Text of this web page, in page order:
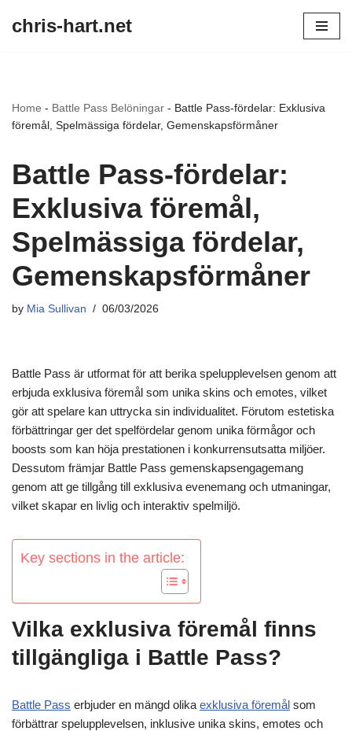
chris-hart.net
Home - Battle Pass Belöningar - Battle Pass-fördelar: Exklusiva
föremål, Spelmässiga fördelar, Gemenskapsförmåner
Battle Pass-fördelar:
Exklusiva föremål,
Spelmässiga fördelar,
Gemenskapsförmåner
by Mia Sullivan 06/03/2026
Battle Pass är utformat för att berika spelupplevelsen genom att
erbjuda exklusiva föremål som unika skins och emotes, vilket
gör att spelare kan uttrycka sin individualitet. Förutom estetiska
förbättringar ger det spelfördelar genom unika förmågor och
boosts som kan höja prestationen i konkurrensutsatta miljöer.
Dessutom främjar Battle Pass gemenskapsengagemang
genom att ge tillgång till exklusiva evenemang och utmaningar,
vilket skapar en livlig och interaktiv spelmiljö.
Key sections in the article:
Vilka exklusiva föremål finns
tillgängliga i Battle Pass?
Battle Pass erbjuder en mängd olika exklusiva föremål som
förbättrar spelupplevelsen, inklusive unika skins, emotes och